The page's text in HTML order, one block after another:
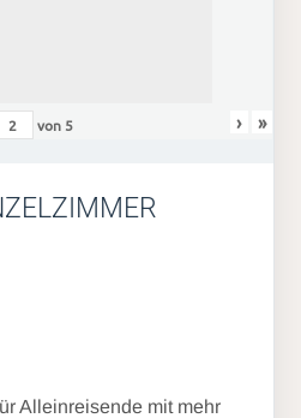
von 5 › »
Alleinreisende mit mehr